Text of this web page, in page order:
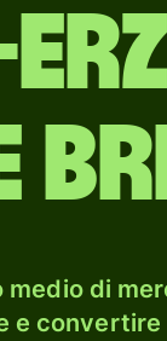
medio di
e